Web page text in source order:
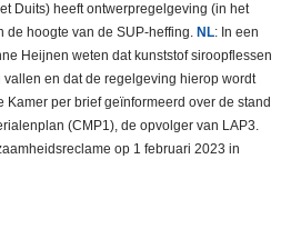
Duits) heeft ontwerpregelgeving (in het
de hoogte van de SUP-heffing. NL: In een
Heijnen weten dat kunststof siroopflessen
en dat de regelgeving hierop wordt
Kamer per brief geïnformeerd over de stand
(CMP1), de opvolger van LAP3.
op 1 februari 2023 in